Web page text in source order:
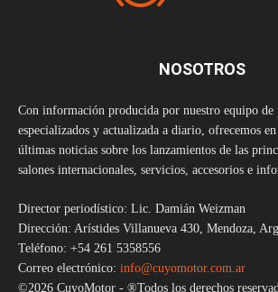
NOSOTROS
Con información producida por nuestro equipo de
especializados y actualizada a diario, ofrecemos
últimas noticias sobre los lanzamientos de las
salones internacionales, servicios, accesorios e
Director periodístico: Lic. Damián Weizman
Dirección: Arístides Villanueva 430, Mendoza,
Teléfono: +54 261 5358556
Correo electrónico: info@cuyomotor.com.ar
©2026 CuyoMotor - ®Todos los derechos